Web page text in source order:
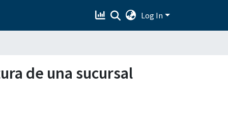
Log In
de una sucursal